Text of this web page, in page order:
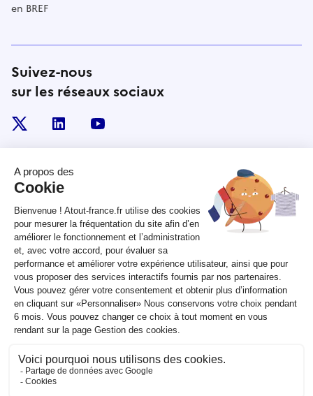
en BREF
Suivez-nous
sur les réseaux sociaux
linkedin
RÉPUBLIQUE
FRANÇAISE
legifrance.gouv.fr
gouvernement.fr
service-public.fr
data.gouv.fr
Plan du site Qui sommes-nous ? Marchés publics
partiellement conforme